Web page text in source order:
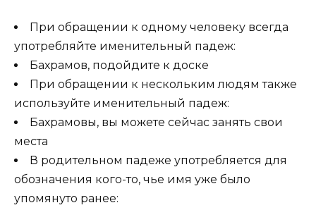
При обращении к одному человеку всегда
употребляйте именительный падеж:
Бахрамов, подойдите к доске
При обращении к нескольким людям также
используйте именительный падеж:
Бахрамовы, вы можете сейчас занять свои
места
В родительном падеже употребляется для
обозначения кого-то, чье имя уже было
упомянуто ранее: